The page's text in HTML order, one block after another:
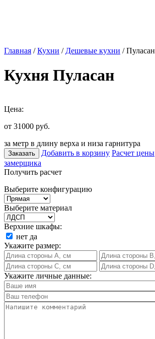
Главная /Кухни / Дешевые кухни / Пуласан
Кухня Пуласан
Цена:
от 31000 руб.
за метр в длину верха и низа гарнитура
Заказать Добавить в корзину Расчет цены
замерщика
Получить расчет
Выберите конфигурацию
Выберите материал
Верхние шкафы:
нет да
Укажите размер:
Укажите личные данные: